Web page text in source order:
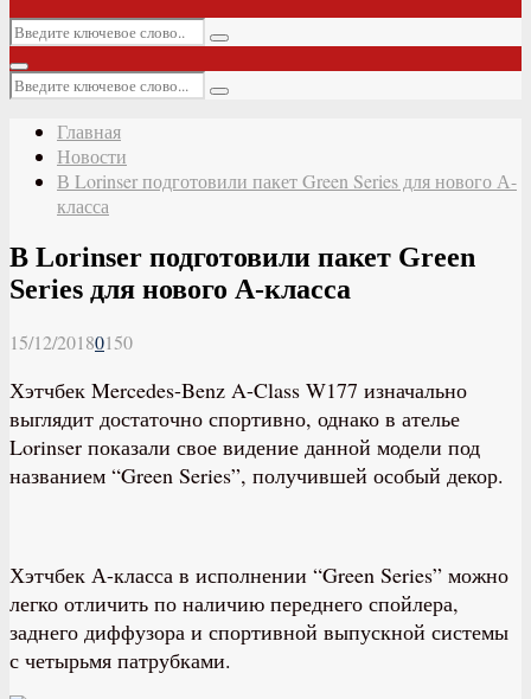
Искать:
Поиск
Основное
меню
Искать:
Поиск
Главная
Новости
В Lorinser подготовили пакет Green Series для нового А-
класса
В Lorinser подготовили пакет Green
Series для нового А-класса
15/12/20180150
Хэтчбек Mercedes-Benz A-Class W177 изначально
выглядит достаточно спортивно, однако в ателье
Lorinser показали свое видение данной модели под
названием “Green Series”, получившей особый декор.
Хэтчбек А-класса в исполнении “Green Series” можно
легко отличить по наличию переднего спойлера,
заднего диффузора и спортивной выпускной системы
с четырьмя патрубками.